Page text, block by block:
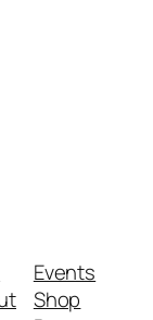
Events
Shop